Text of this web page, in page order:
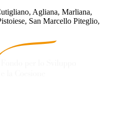
Agliana, Marliana,
San Marcello Piteglio,